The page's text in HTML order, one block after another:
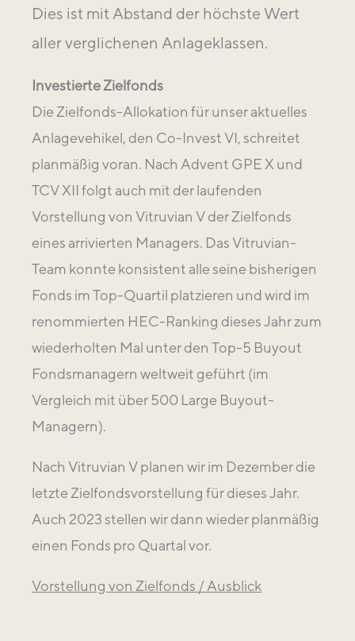
Dies ist mit Abstand der höchste Wert
aller verglichenen Anlageklassen.
Investierte Zielfonds
Die Zielfonds-Allokation für unser aktuelles
Anlagevehikel, den Co-Invest VI, schreitet
planmäßig voran. Nach Advent GPE X und
TCV XII folgt auch mit der laufenden
Vorstellung von Vitruvian V der Zielfonds
eines arrivierten Managers. Das Vitruvian-
Team konnte konsistent alle seine bisherigen
Fonds im Top-Quartil platzieren und wird im
renommierten HEC-Ranking dieses Jahr zum
wiederholten Mal unter den Top-5 Buyout
Fondsmanagern weltweit geführt (im
Vergleich mit über 500 Large Buyout-
Managern).
Nach Vitruvian V planen wir im Dezember die
letzte Zielfondsvorstellung für dieses Jahr.
Auch 2023 stellen wir dann wieder planmäßig
einen Fonds pro Quartal vor.
Vorstellung von Zielfonds / Ausblick